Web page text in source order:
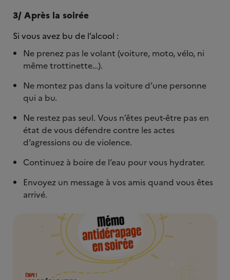
3/ Après la soirée
Si vous avez bu de l’alcool :
Ne prenez pas le volant (voiture, moto, vélo, ni
même trottinette…).
Ne montez pas dans la voiture d’une personne
qui a bu.
Ne restez pas seul. Vous n’êtes peut-être pas en
état de vous défendre contre les actes
d’agressions ou de violence.
Continuez à boire de l’eau pour vous hydrater.
Envoyez un message à vos amis quand vous êtes
arrivé.